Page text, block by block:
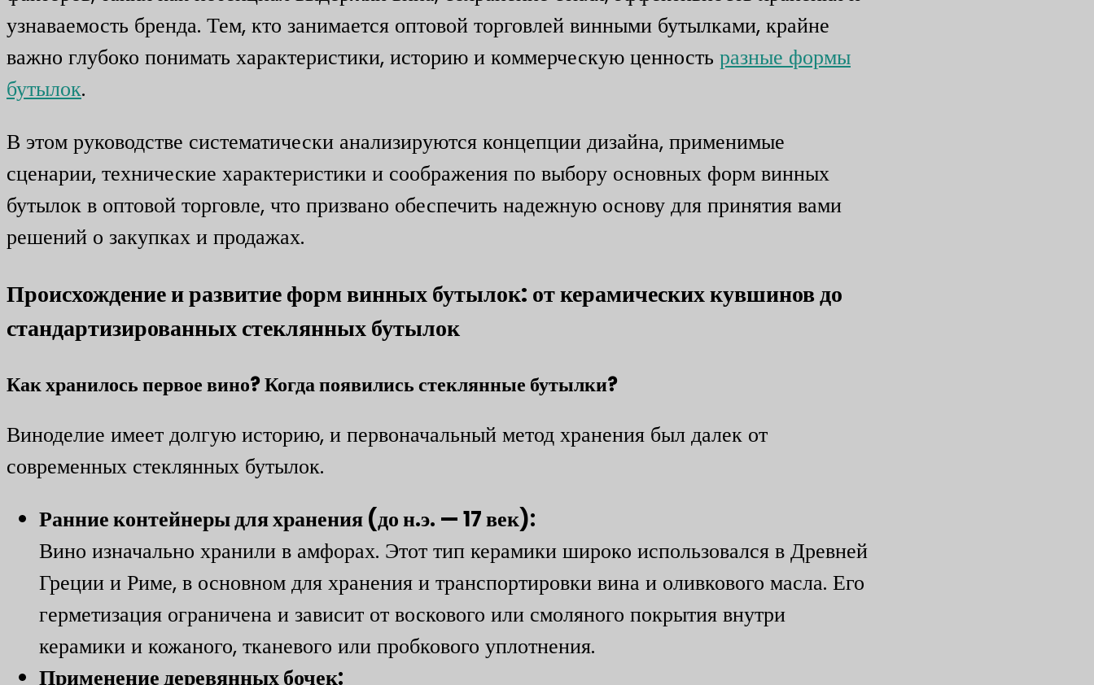
узнаваемость бренда. Тем, кто занимается оптовой торговлей винными бутылками, крайне
важно глубоко понимать характеристики, историю и коммерческую ценность разные формы
бутылок.
В этом руководстве систематически анализируются концепции дизайна, применимые
сценарии, технические характеристики и соображения по выбору основных форм винных
бутылок в оптовой торговле, что призвано обеспечить надежную основу для принятия вами
решений о закупках и продажах.
Происхождение и развитие форм винных бутылок: от керамических кувшинов до
стандартизированных стеклянных бутылок
Как хранилось первое вино? Когда появились стеклянные бутылки?
Виноделие имеет долгую историю, и первоначальный метод хранения был далек от
современных стеклянных бутылок.
Ранние контейнеры для хранения (до н.э. — 17 век):
Вино изначально хранили в амфорах. Этот тип керамики широко использовался в Древней
Греции и Риме, в основном для хранения и транспортировки вина и оливкового масла. Его
герметизация ограничена и зависит от воскового или смоляного покрытия внутри
керамики и кожаного, тканевого или пробкового уплотнения.
​Применение деревянных бочек:​